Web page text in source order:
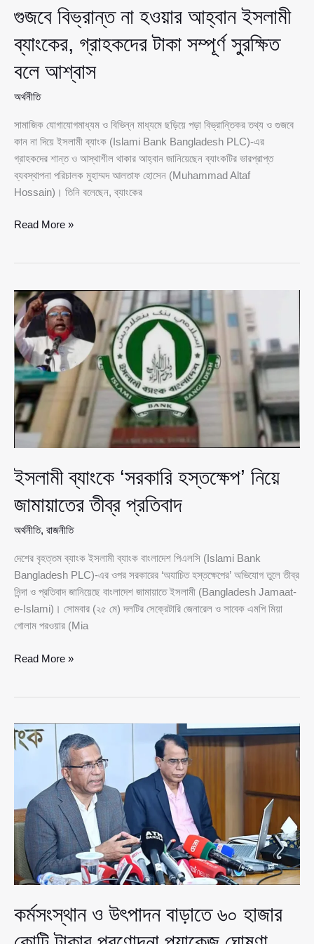
গুজবে বিভ্রান্ত না হওয়ার আহ্বান ইসলামী
ব্যাংকের, গ্রাহকদের টাকা সম্পূর্ণ সুরক্ষিত
বলে আশ্বাস
অর্থনীতি
সামাজিক যোগাযোগমাধ্যম ও বিভিন্ন মাধ্যমে ছড়িয়ে পড়া বিভ্রান্তিকর তথ্য ও গুজবে
কান না দিয়ে ইসলামী ব্যাংক (Islami Bank Bangladesh PLC)-এর
গ্রাহকদের শান্ত ও আস্থাশীল থাকার আহ্বান জানিয়েছেন ব্যাংকটির ভারপ্রাপ্ত
ব্যবস্থাপনা পরিচালক মুহাম্মদ আলতাফ হোসেন (Muhammad Altaf
Hossain)। তিনি বলেছেন, ব্যাংকের
গুজবে
আহ্বান
ইসলামী
ব্যাংকের,
গ্রাহকদের
টাকা
সম্পূর্ণ
সুরক্ষিত
বলে
আশ্বাস
Read More »
ইসলামী ব্যাংকে ‘সরকারি হস্তক্ষেপ’ নিয়ে
জামায়াতের তীব্র প্রতিবাদ
অর্থনীতি, রাজনীতি
দেশের বৃহত্তম ব্যাংক ইসলামী ব্যাংক বাংলাদেশ পিএলসি (Islami Bank
Bangladesh PLC)-এর ওপর সরকারের ‘অযাচিত হস্তক্ষেপের’ অভিযোগ তুলে তীব্র
নিন্দা ও প্রতিবাদ জানিয়েছে বাংলাদেশ জামায়াতে ইসলামী (Bangladesh Jamaat-
e-Islami)। সোমবার (২৫ মে) দলটির সেক্রেটারি জেনারেল ও সাবেক এমপি মিয়া
গোলাম পরওয়ার (Mia
ইসলামী
নিয়ে
জামায়াতের
Read More »
কর্মসংস্থান ও উৎপাদন বাড়াতে ৬০ হাজার